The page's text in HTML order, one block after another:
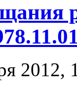
2012,